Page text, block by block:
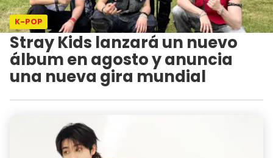
K-POP
Stray Kids lanzará un nuevo
álbum en agosto y anuncia
una nueva gira mundial